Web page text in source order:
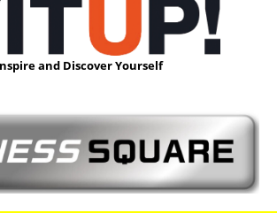
and Discover Yourself